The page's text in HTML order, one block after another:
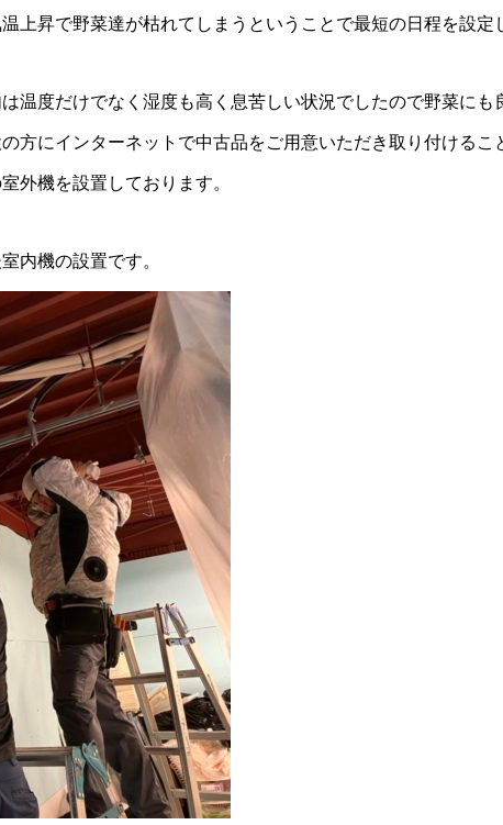
上昇で野菜達が枯れてしまうということで最短の日程を設定
温度だけでなく湿度も高く息苦しい状況でしたので野菜にも
方にインターネットで中古品をご用意いただき取り付けるこ
外機を設置しております。
内機の設置です。